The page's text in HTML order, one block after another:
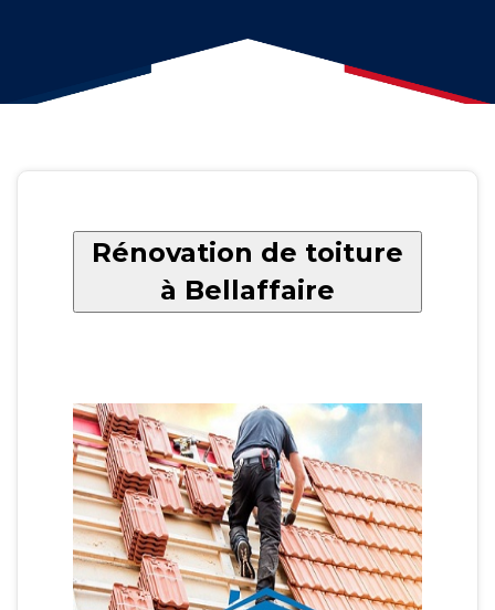
Rénovation de toiture
à Bellaffaire